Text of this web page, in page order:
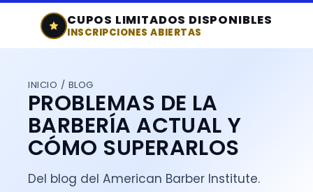
CUPOS LIMITADOS DISPONIBLES
INSCRIPCIONES ABIERTAS
INICIO / BLOG
PROBLEMAS DE LA
BARBERÍA ACTUAL Y
CÓMO SUPERARLOS
Del blog del American Barber Institute.